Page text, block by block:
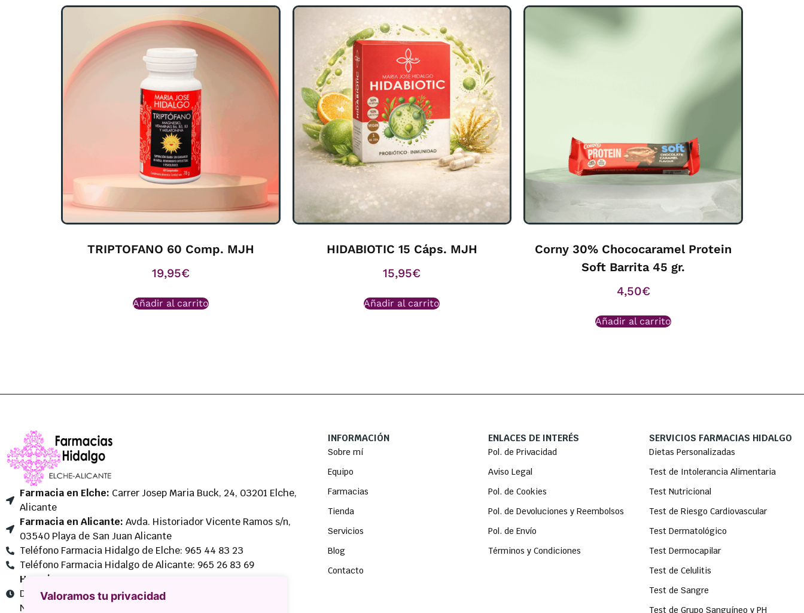
Valoramos tu privacidad
TRIPTOFANO 60 Comp. MJH
19,95€
Añadir al carrito
HIDABIOTIC 15 Cáps. MJH
15,95€
Añadir al carrito
Corny 30% Chococaramel Protein
Soft Barrita 45 gr.
4,50€
Añadir al carrito
Farmacia en Elche: Carrer Josep Maria Buck, 24, 03201 Elche,
Alicante
Farmacia en Alicante: Avda. Historiador Vicente Ramos s/n,
03540 Playa de San Juan Alicante
Teléfono Farmacia Hidalgo de Elche: 965 44 83 23
Teléfono Farmacia Hidalgo de Alicante: 965 26 83 69
Horario:
De Lunes a Sábado de 9 a 21
NO CERRAMOS AL MEDIODÍA
INFORMACIÓN
Sobre mí
Equipo
Farmacias
Tienda
Servicios
Blog
Contacto
ENLACES DE INTERÉS
Pol. de Privacidad
Aviso Legal
Pol. de Cookies
Pol. de Devoluciones y Reembolsos
Pol. de Envío
Términos y Condiciones
SERVICIOS FARMACIAS HIDALGO
Dietas Personalizadas
Test de Intolerancia Alimentaria
Test Nutricional
Test de Riesgo Cardiovascular
Test Dermatológico
Test Dermocapilar
Test de Celulitis
Test de Sangre
Test de Grupo Sanguíneo y PH